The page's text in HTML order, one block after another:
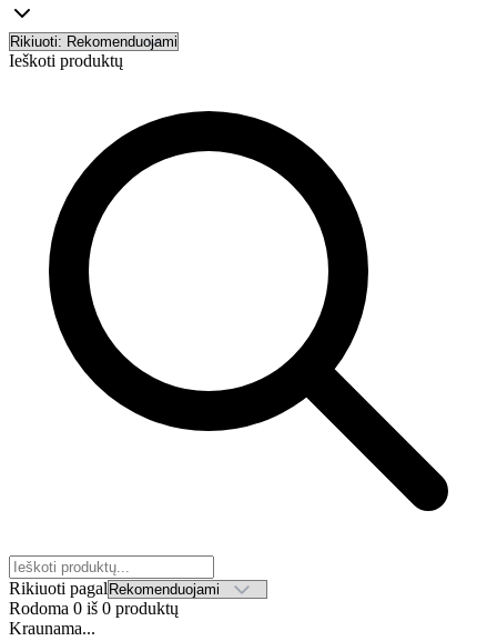
Ieškoti produktų
Rikiuoti pagal
Rodoma 0 iš 0 produktų
Kraunama...